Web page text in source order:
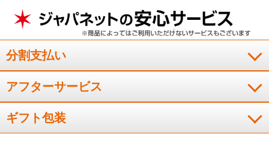
分割支払い
アフターサービス
ギフト包装